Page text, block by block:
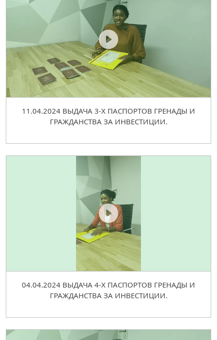
11.04.2024 ВЫДАЧА 3-Х ПАСПОРТОВ ГРЕНАДЫ И
ГРАЖДАНСТВА ЗА ИНВЕСТИЦИИ.
04.04.2024 ВЫДАЧА 4-Х ПАСПОРТОВ ГРЕНАДЫ И
ГРАЖДАНСТВА ЗА ИНВЕСТИЦИИ.